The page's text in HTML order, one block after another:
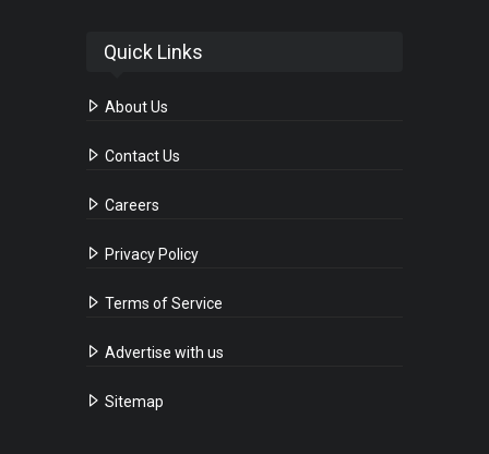
Quick Links
About Us
Contact Us
Careers
Privacy Policy
Terms of Service
Advertise with us
Sitemap